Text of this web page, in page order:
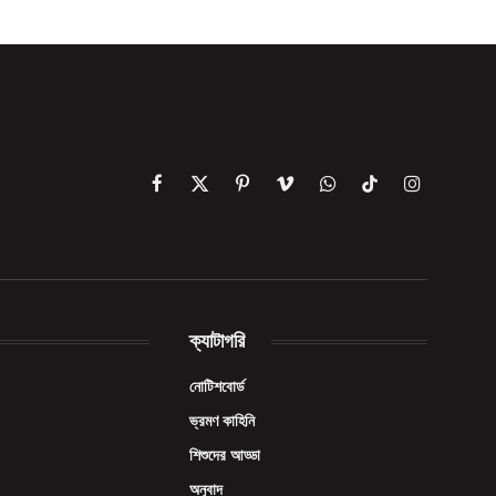
Facebook
X
PinterestVimeoWhatsAppTikTokInstagram
ক্যাটাগরি
নোটিশবোর্ড
ভ্রমণ কাহিনি
শিশুদের আড্ডা
অনুবাদ